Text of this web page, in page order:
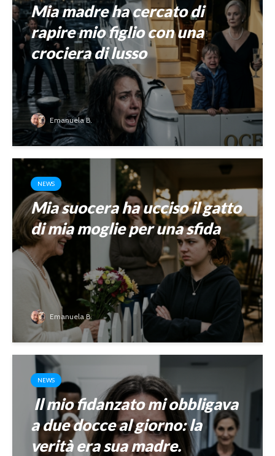
Mia madre ha cercato di
rapire mio figlio con una
crociera di lusso
Emanuela B.
NEWS
Mia suocera ha ucciso il gatto
di mia moglie per una sfida
Emanuela B.
NEWS
Il mio fidanzato mi obbligava
a due docce al giorno: la
verità era sua madre.